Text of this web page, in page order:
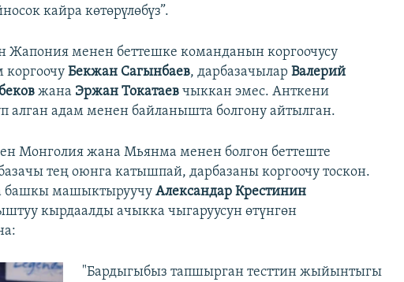
кайра көтөрүлөбүз”.
Жапония менен беттешке команданын коргоочусу
Бекжан Сагынбаев, дарбазачыларВалерий
жана Эржан Токатаев чыккан эмес. Анткени
алган адам менен байланышта болгону айтылган.
Монголия жана Мьянма менен болгон беттеште
тең оюнга катышпай, дарбазаны коргоочу тоскон.
башкы машыктыруучуАлександар Крестинин
кырдаалды ачыкка чыгаруусун өтүнгөн
"Бардыгыбыз тапшырган тесттин жыйынтыгы